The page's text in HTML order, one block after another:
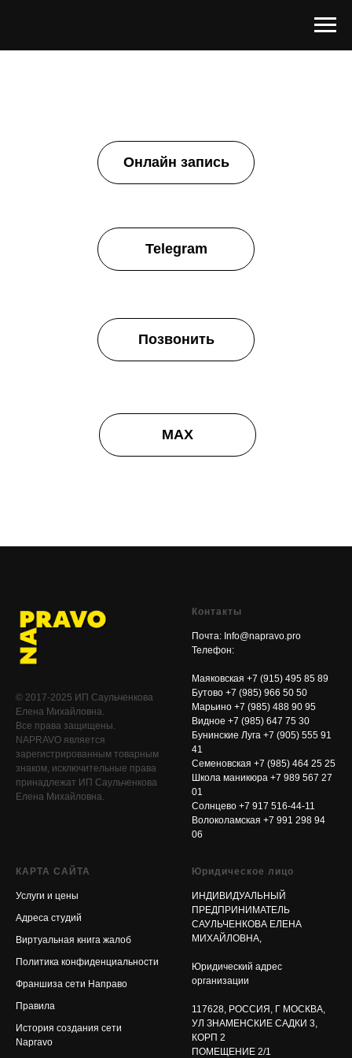
Онлайн запись
Позвонить
MAX
Telegram
© 2017-2025 ИП Саульченкова
Елена Михайловна.
Все права защищены.
NAPRAVO является
зарегистрированным товарным
знаком, исключительные права
принадлежат ИП Саульченкова
Елена Михайловна.
Контакты
Почта: Info@napravo.pro
Телефон:
Маяковская +7 (915) 495 85 89
Бутово +7 (985) 966 50 50
Марьино +7 (985) 488 90 95
Видное +7 (985) 647 75 30
Бунинские Луга +7 (905) 555 91
41
Семеновская +7 (985) 464 25 25
Школа маникюра +7 989 567 27
01
Солнцево +7 917 516-44-11
Волоколамская +7 991 298 94
06
КАРТА САЙТА
Услуги и цены
Адреса студий
Виртуальная книга жалоб
Политика конфиденциальности
Франшиза сети Направо
Правила
История создания сети
Napravo
Юридическое лицо
ИНДИВИДУАЛЬНЫЙ
ПРЕДПРИНИМАТЕЛЬ
САУЛЬЧЕНКОВА ЕЛЕНА
МИХАЙЛОВНА,
Юридический адрес
организации
117628, РОССИЯ, Г МОСКВА,
УЛ ЗНАМЕНСКИЕ САДКИ 3,
КОРП 2
ПОМЕЩЕНИЕ 2/1